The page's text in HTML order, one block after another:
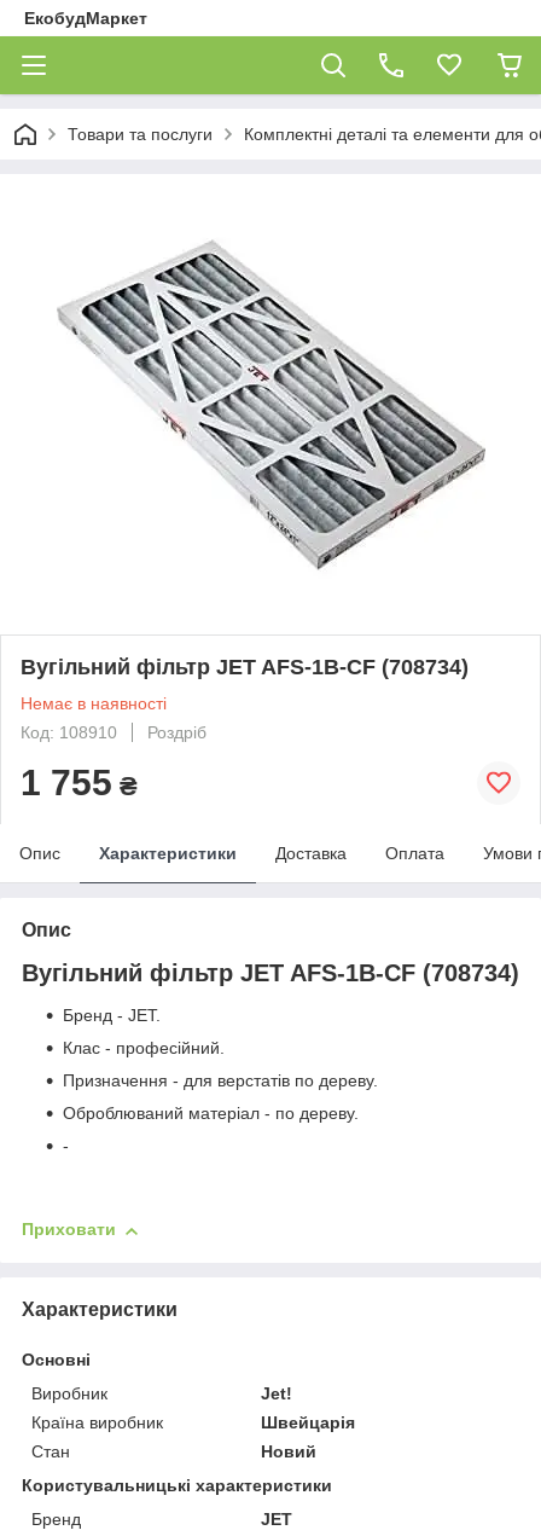
ЕкобудМаркет
Товари та послуги Комплектні деталі та елементи для
Вугільний фільтр JET AFS-1B-CF (708734)
Немає в наявності
Код: 108910
Роздріб
1 755 ₴
Опис Характеристики Доставка Оплата Умови
Опис
Вугільний фільтр JET AFS-1B-CF (708734)
Бренд - JET.
Клас - професійний.
Призначення - для верстатів по дереву.
Оброблюваний матеріал - по дереву.
-
Приховати
Характеристики
Основні
Виробник
Jet!
Країна виробник
Швейцарія
Стан
Новий
Користувальницькі характеристики
Бренд
JET